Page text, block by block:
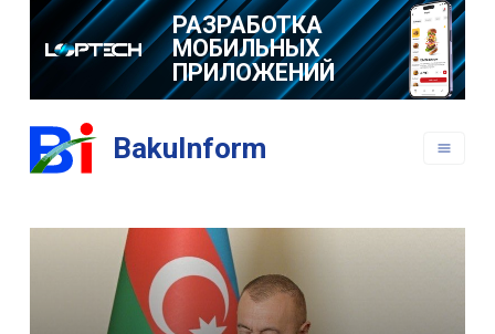
РАЗРАБОТКА
ПРИЛОЖЕНИЙ
BakuInform